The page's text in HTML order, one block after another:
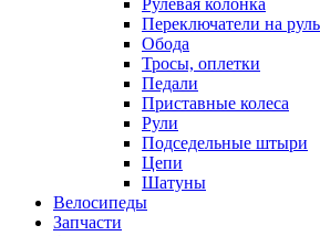
Рулевая колонка
Переключатели на руль
Обода
Тросы, оплетки
Педали
Приставные колеса
Рули
Подседельные штыри
Цепи
Шатуны
Велосипеды
Запчасти